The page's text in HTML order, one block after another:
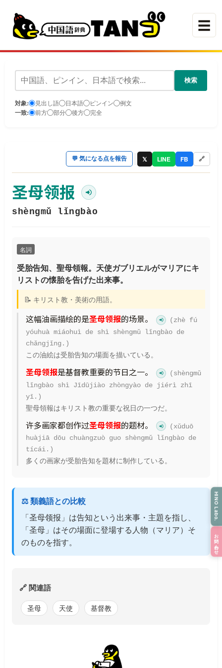
☰
検索
対象: 見出し語 日本語 ピンイン 例文
一致: 前方 部分 後方 完全
💬 気になる点を報告 𝕏 LINE FB 🔗
圣母领报
shèngmǔ lǐngbào
名詞
受胎告知、聖母領報。天使ガブリエルがマリアにキ
リストの懐胎を告げた出来事。
📝 キリスト教・美術の用語。
这幅油画描绘的是圣母领报的场景。
(zhè fú
yóuhuà miáohuì de shì shèngmǔ lǐngbào de
chǎngjǐng.)
この油絵は受胎告知の場面を描いている。
圣母领报是基督教重要的节日之一。
(shèngmǔ
lǐngbào shì Jīdūjiào zhòngyào de jiérì zhī
yī.)
聖母領報はキリスト教の重要な祝日の一つだ。
许多画家都创作过圣母领报的题材。
(xǔduō
huàjiā dōu chuàngzuò guo shèngmǔ lǐngbào de
tícái.)
多くの画家が受胎告知を題材に制作している。
⚖️ 類義語との比較
「圣母领报」は告知という出来事・主題を指し、
「圣母」はその場面に登場する人物（マリア）そ
のものを指す。
🔗 関連語
圣母 天使 基督教
HINO Labo.
お問い合わせ